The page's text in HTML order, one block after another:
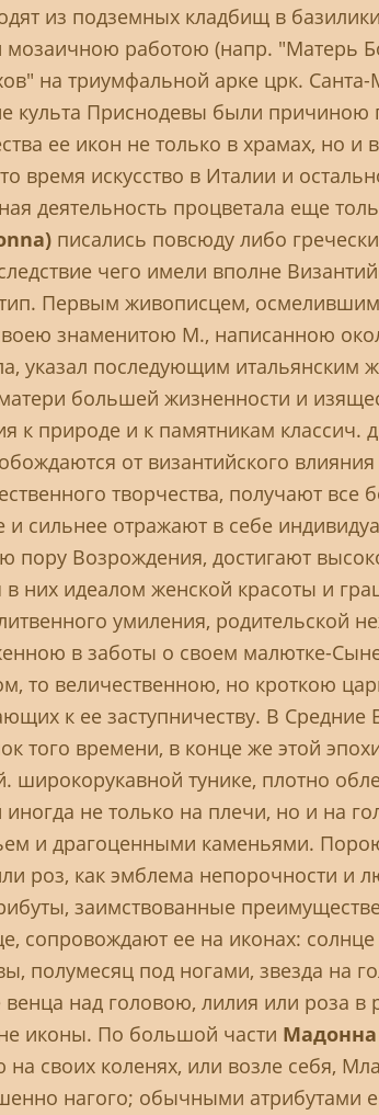
из подземных кладбищ в
мозаичною работою (напр. "Матерь
на триумфальной арке црк.
культа Приснодевы были причиною
ее икон не только в храмах, но и
время искусство в Италии и
деятельность процветала еще
писались повсюду либо
чего имели вполне
Первым живописцем,
знаменитою М., написанною
указал последующим итальянским
большей жизненности и
к природе и к памятникам классич.
от византийского
творчества, получают все
сильнее отражают в себе
пору Возрождения, достигают
них идеалом женской красоты и
умиления, родительской
в заботы о своем малютке-
то величественною, но кроткою
к ее заступничеству. В Средние
того времени, в конце же этой
широкорукавной тунике, плотно
не только на плечи, но и на
и драгоценными каменьями.
роз, как эмблема непорочности и
заимствованные
сопровождают ее на иконах:
полумесяц под ногами, звезда на
над головою, лилия или роза в
иконы. По большой части Мадонна
своих коленях, или возле себя,
нагого; обычными атрибутами